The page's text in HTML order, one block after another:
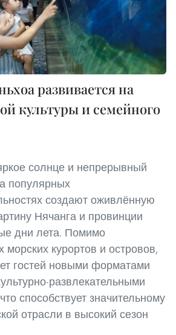
развивается на
культуры и семейного
солнце и непрерывный
популярных
создают оживлённую
Нячанга и провинции
дни лета. Помимо
морских курортов и островов,
гостей новыми форматами
развлекательными
способствует значительному
отрасли в высокий сезон